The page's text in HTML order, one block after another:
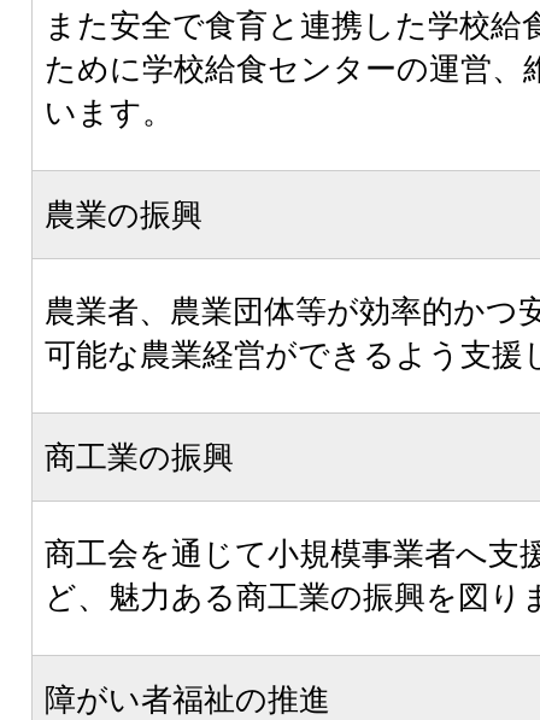
また安全で食育と連携した学校給
ために学校給食センターの運営、
います。
農業の振興
農業者、農業団体等が効率的かつ
可能な農業経営ができるよう支援
商工業の振興
商工会を通じて小規模事業者へ支
ど、魅力ある商工業の振興を図り
障がい者福祉の推進